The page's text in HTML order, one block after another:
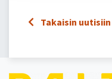
Takaisin uutisiin